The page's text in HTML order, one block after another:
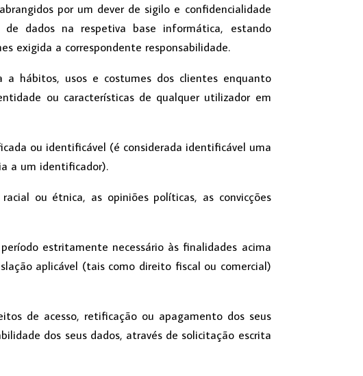
por um dever de sigilo e confidencialidade
dados na respetiva base informática, estando
exigida a correspondente responsabilidade.
hábitos, usos e costumes dos clientes enquanto
ou características de qualquer utilizador em
ou identificável (é considerada identificável uma
a um identificador).
ou étnica, as opiniões políticas, as convicções
estritamente necessário às finalidades acima
aplicável (tais como direito fiscal ou comercial)
de acesso, retificação ou apagamento dos seus
dos seus dados, através de solicitação escrita